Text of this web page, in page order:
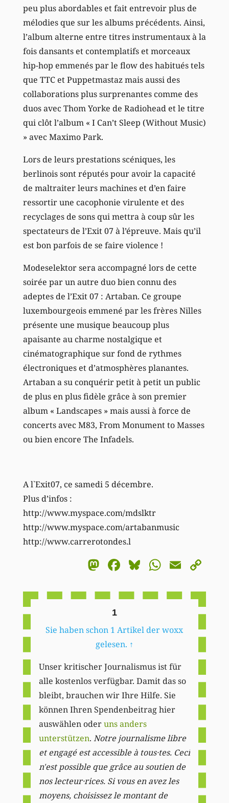
peu plus abordables et fait entrevoir plus de
mélodies que sur les albums précédents. Ainsi,
l’album alterne entre titres instrumentaux à la
fois dansants et contemplatifs et morceaux
hip-hop emmenés par le flow des habitués tels
que TTC et Puppetmastaz mais aussi des
collaborations plus surprenantes comme des
duos avec Thom Yorke de Radiohead et le titre
qui clôt l’album « I Can’t Sleep (Without Music)
» avec Maximo Park.
Lors de leurs prestations scéniques, les
berlinois sont réputés pour avoir la capacité
de maltraiter leurs machines et d’en faire
ressortir une cacophonie virulente et des
recyclages de sons qui mettra à coup sûr les
spectateurs de l’Exit 07 à l’épreuve. Mais qu’il
est bon parfois de se faire violence !
Modeselektor sera accompagné lors de cette
soirée par un autre duo bien connu des
adeptes de l’Exit 07 : Artaban. Ce groupe
luxembourgeois emmené par les frères Nilles
présente une musique beaucoup plus
apaisante au charme nostalgique et
cinématographique sur fond de rythmes
électroniques et d’atmosphères planantes.
Artaban a su conquérir petit à petit un public
de plus en plus fidèle grâce à son premier
album « Landscapes » mais aussi à force de
concerts avec M83, From Monument to Masses
ou bien encore The Infadels.
A l`Exit07, ce samedi 5 décembre.
Plus d’infos :
http://www.myspace.com/mdslktr
http://www.myspace.com/artabanmusic
http://www.carrerotondes.l
Mastodon
Facebook
BlueskyEmail
1
Sie haben schon 1 Artikel der woxx
gelesen. ↑
Unser kritischer Journalismus ist für
alle kostenlos verfügbar. Damit das so
bleibt, brauchen wir Ihre Hilfe. Sie
können Ihren Spendenbeitrag hier
auswählen oderuns anders
unterstützen. Notre journalisme libre
et engagé est accessible à tous·tes. Ceci
n'est possible que grâce au soutien de
nos lecteur·rices. Si vous en avez les
moyens, choisissez le montant de